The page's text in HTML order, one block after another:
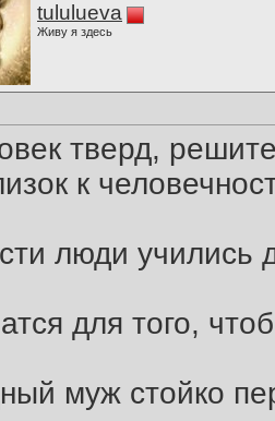
tululueva
Живу я здесь
тверд,
к
люди учились
для того,
муж стойко